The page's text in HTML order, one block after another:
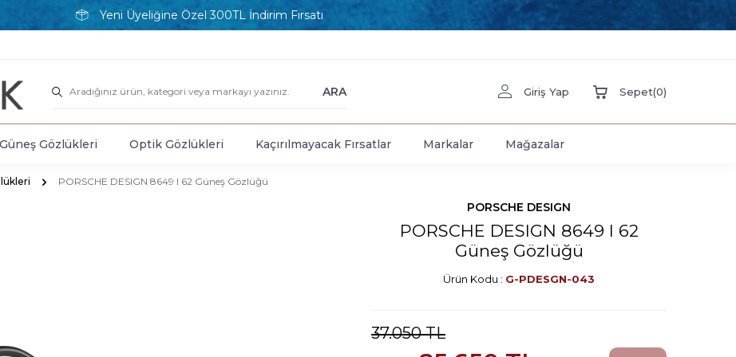
Yeni Üyeliğine Özel 300TL İndirim Fırsatı
ARA Giriş Yap Sepet(0)
Güneş Gözlükleri Optik Gözlükleri Kaçırılmayacak Fırsatlar Markalar Mağazalar
PORSCHE DESIGN 8649 I 62 Güneş Gözlüğü
PORSCHE DESIGN
PORSCHE DESIGN 8649 I 62
Güneş Gözlüğü
Ürün Kodu : G-PDESGN-043
37.050TL